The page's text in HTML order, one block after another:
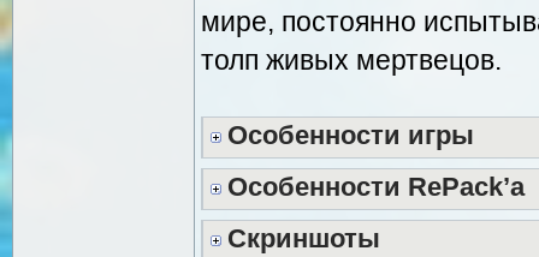
мире, постоянно
толп живых мертвецов.
Особенности игры
Особенности RePack’а
Скриншоты